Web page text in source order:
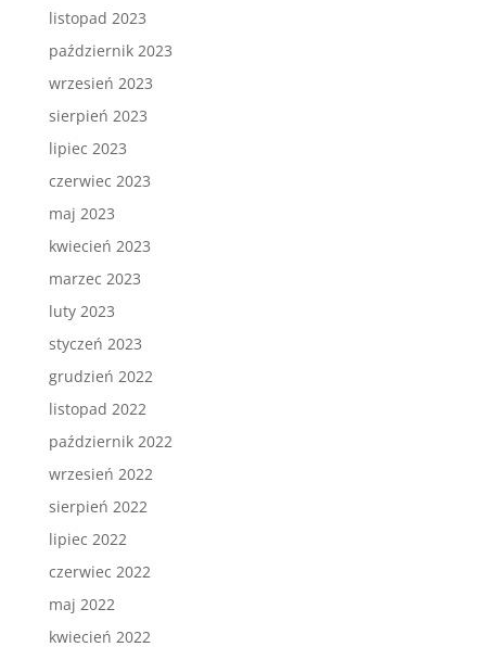
listopad 2023
październik 2023
wrzesień 2023
sierpień 2023
lipiec 2023
czerwiec 2023
maj 2023
kwiecień 2023
marzec 2023
luty 2023
styczeń 2023
grudzień 2022
listopad 2022
październik 2022
wrzesień 2022
sierpień 2022
lipiec 2022
czerwiec 2022
maj 2022
kwiecień 2022